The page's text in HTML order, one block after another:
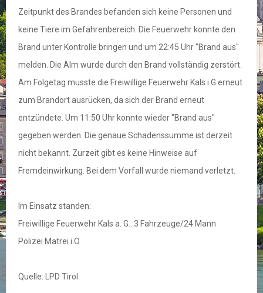
Zeitpunkt des Brandes befanden sich keine Personen und
keine Tiere im Gefahrenbereich. Die Feuerwehr konnte den
Brand unter Kontrolle bringen und um 22:45 Uhr "Brand aus"
melden. Die Alm wurde durch den Brand vollständig zerstört.
Am Folgetag musste die Freiwillige Feuerwehr Kals i.G erneut
zum Brandort ausrücken, da sich der Brand erneut
entzündete. Um 11:50 Uhr konnte wieder "Brand aus"
gegeben werden. Die genaue Schadenssumme ist derzeit
nicht bekannt. Zurzeit gibt es keine Hinweise auf
Fremdeinwirkung. Bei dem Vorfall wurde niemand verletzt.
Im Einsatz standen:
Freiwillige Feuerwehr Kals a. G.: 3 Fahrzeuge/24 Mann
Polizei Matrei i.O
Quelle: LPD Tirol